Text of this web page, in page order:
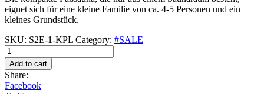
eignet sich für eine kleine Familie von ca. 4-5 Personen und ein
kleines Grundstück.
SKU: S2E-1-KPL Category: #SALE
Fasssauna
für
4
Personen
-
Add to cart
Share:
Facebook